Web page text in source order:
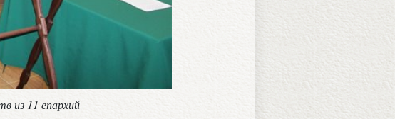
из 11 епархий